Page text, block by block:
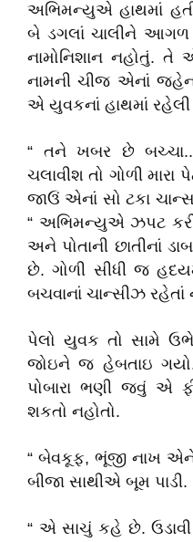
અભિમન્યુએ હાથમાં
બે ડગલાં ચાલીને આગળ
નામોનિશાન નહોતું.
નામની ચીજ એનાં
એ યુવકનાં હાથમાં
“ તને ખબર છે
ચલાવીશ તો ગોળી
જાઉં એનાં સો ટકા
“ અભિમન્યુએ ઝપટ
અને પોતાની છાતીનાં
છે. ગોળી સીધી જ
બચવાનાં ચાન્સીઝ
પેલો યુવક તો સામે
જોઇને જ હેબતાઇ
પોબારા ભણી જવું એ
શકતો નહોતો.
“ બેવકૂફ, ભૂંજી નાખ
બીજા સાથીએ બૂમ પાડી.
“ એ સાચું કહે છે.